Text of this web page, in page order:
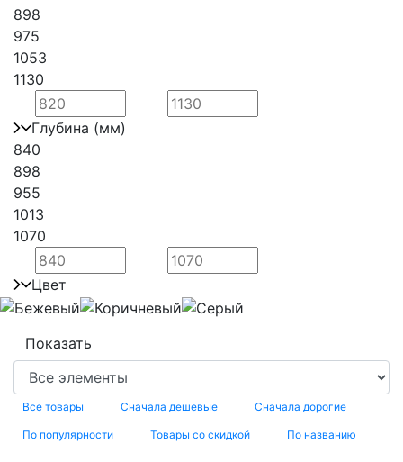
898
975
1053
1130
Глубина (мм)
840
898
955
1013
1070
Цвет
Все товары Сначала дешевые Сначала дорогие
По популярности Товары со скидкой По названию